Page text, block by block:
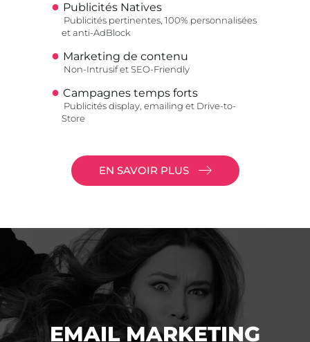
Publicités Natives
Publicités pertinentes, 100% personnalisées
et anti-AdBlock
Marketing de contenu
Non-Intrusif et SEO-Friendly
Campagnes temps forts
Publicités display, emailing et Drive-to-
Store
EN SAVOIR PLUS
EMAIL MARKETING